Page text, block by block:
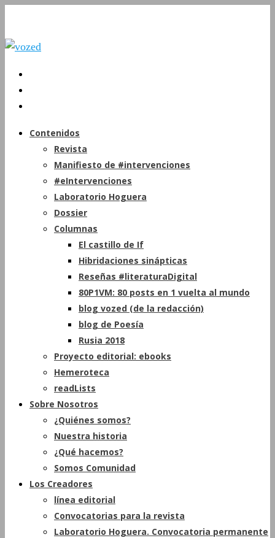
Contenidos
Revista
Manifiesto de #intervenciones
#eIntervenciones
Laboratorio Hoguera
Dossier
Columnas
El castillo de If
Hibridaciones sinápticas
Reseñas #literaturaDigital
80P1VM: 80 posts en 1 vuelta al mundo
blog vozed (de la redacción)
blog de Poesía
Rusia 2018
Proyecto editorial: ebooks
Hemeroteca
readLists
Sobre Nosotros
¿Quiénes somos?
Nuestra historia
¿Qué hacemos?
Somos Comunidad
Los Creadores
línea editorial
Convocatorias para la revista
Laboratorio Hoguera. Convocatoria permanente